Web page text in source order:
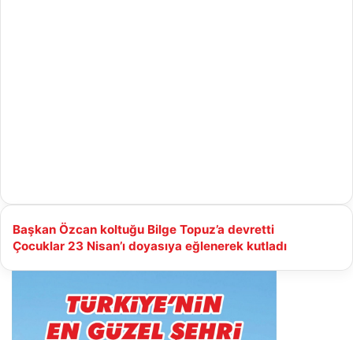
Başkan
Özcan
Başkan Özcan koltuğu Bilge Topuz’a devretti
Çocuklar
Çocuklar 23 Nisan’ı doyasıya eğlenerek kutladı